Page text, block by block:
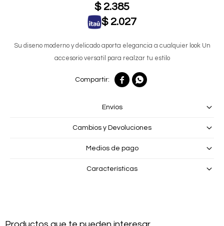
$ 2.385
$ 2.027
Su diseno moderno y delicado aporta elegancia a cualquier look Un
accesorio versatil para realzar tu estilo
 
Envíos
Cambios y Devoluciones
Medios de pago
Características